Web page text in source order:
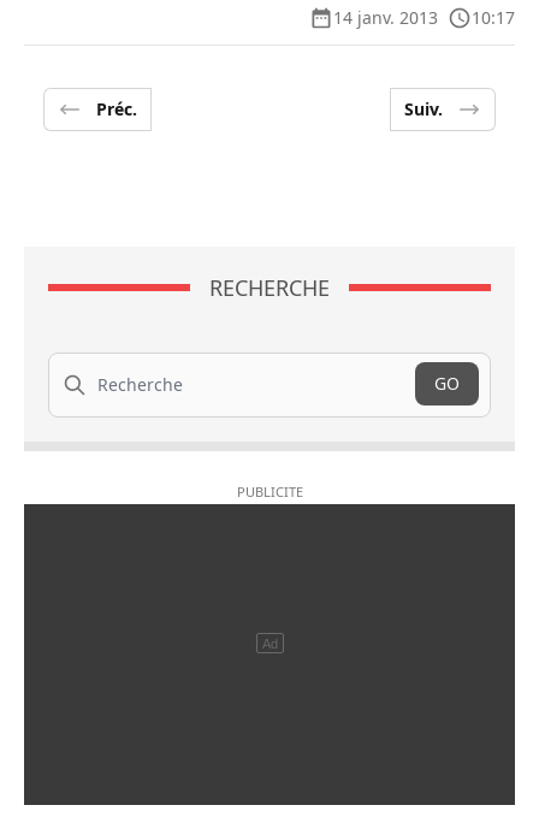
14 janv. 2013
10:17
Préc. Suiv.
RECHERCHE
Recherche
GO